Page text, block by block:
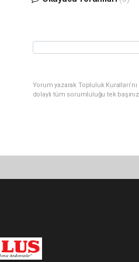
Yorum yazarak Topluluk
dolaylı tüm sorumluluğu tek